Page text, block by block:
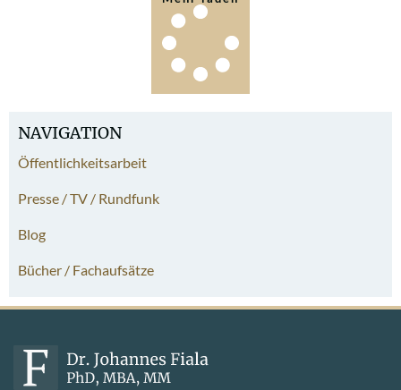
NAVIGATION
Öffentlichkeitsarbeit
Presse / TV / Rundfunk
Blog
Bücher / Fachaufsätze